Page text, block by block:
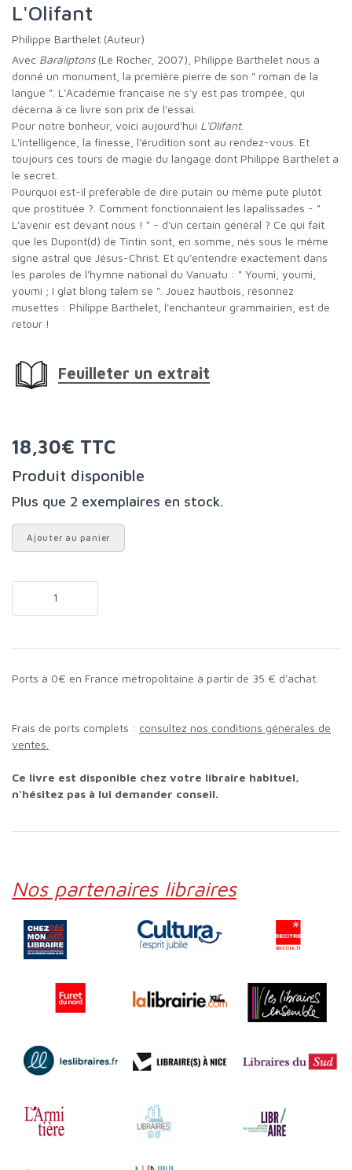
L'Olifant
Philippe Barthelet (Auteur)
Avec Baraliptons(Le Rocher, 2007), Philippe Barthelet nous a
donné un monument, la première pierre de son " roman de la
langue ". L'Académie française ne s'y est pas trompée, qui
décerna à ce livre son prix de l'essai.
Pour notre bonheur, voici aujourd'hui L'Olifant.
L'intelligence, la finesse, l'érudition sont au rendez-vous. Et
toujours ces tours de magie du langage dont Philippe Barthelet a
le secret.
Pourquoi est-il préférable de dire putain ou même pute plutôt
que prostituée ?. Comment fonctionnaient les lapalissades - "
L'avenir est devant nous ! " - d'un certain général ? Ce qui fait
que les Dupont(d) de Tintin sont, en somme, nés sous le même
signe astral que Jésus-Christ. Et qu'entendre exactement dans
les paroles de l'hymne national du Vanuatu : " Youmi, youmi,
youmi ; I glat blong talem se ". Jouez hautbois, résonnez
musettes : Philippe Barthelet, l'enchanteur grammairien, est de
retour !
Feuilleter un extrait
18,30€ TTC
Produit disponible
Plus que 2 exemplaires en stock.
Ajouter au panier
Ports à 0€ en France métropolitaine à partir de 35 € d'achat.
Frais de ports complets : consultez nos conditions générales de
ventes.
Ce livre est disponible chez votre libraire habituel,
n'hésitez pas à lui demander conseil.
Nos partenaires libraires